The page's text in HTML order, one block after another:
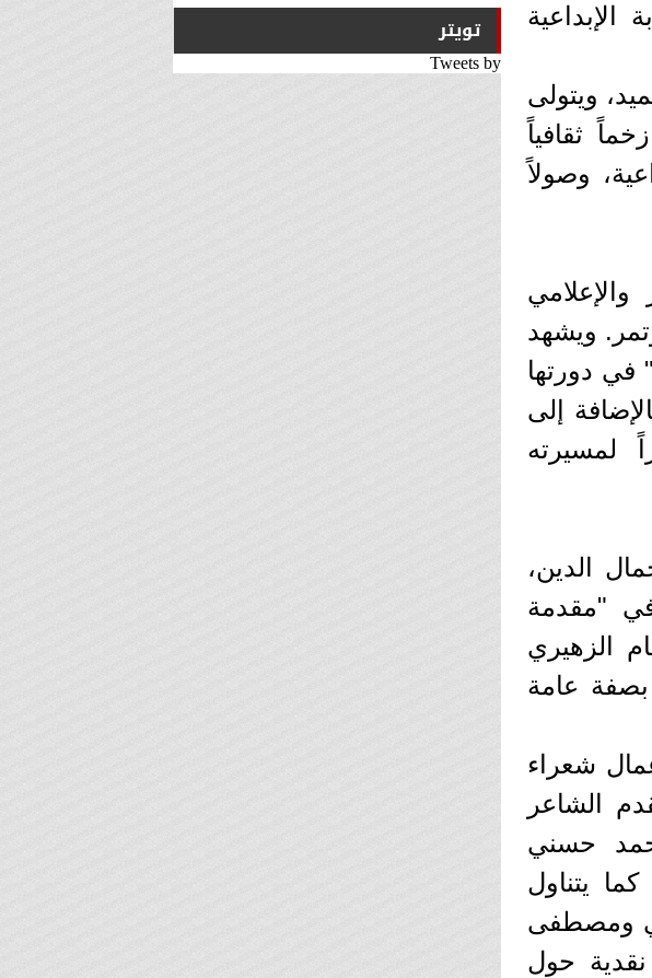
ويتولى
ثقافياً
وصولاً
ويشهد
في دورتها
إلى
لمسيرته
الدين،
"مقدمة
الزهيري
بصفة عامة
شعراء
الشاعر
حسني
يتناول
ومصطفى
نقدية حول
تويتر
Tweets by